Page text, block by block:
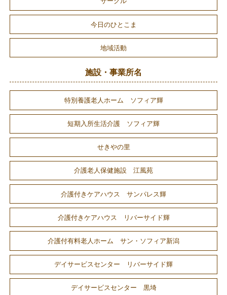
今日のひとこま
地域活動
施設・事業所名
特別養護老人ホーム ソフィア輝
短期入所生活介護 ソフィア輝
せきやの里
介護老人保健施設 江風苑
介護付きケアハウス サンパレス輝
介護付きケアハウス リバーサイド輝
介護付有料老人ホーム サン・ソフィア新潟
デイサービスセンター リバーサイド輝
デイサービスセンター 黒埼